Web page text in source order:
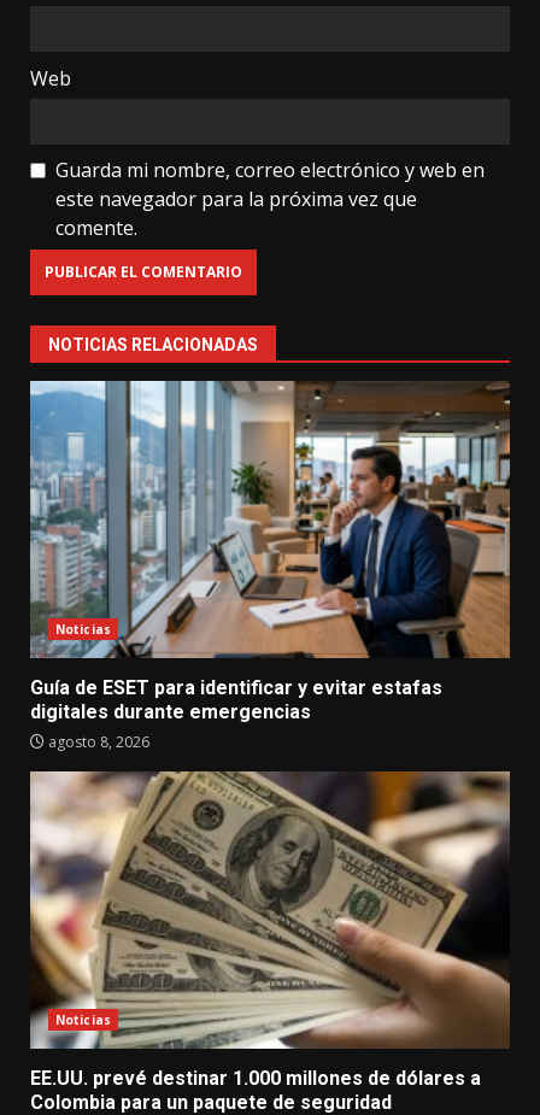
Web
Guarda mi nombre, correo electrónico y web en
este navegador para la próxima vez que
comente.
NOTICIAS RELACIONADAS
Noticias
Guía de ESET para identificar y evitar estafas
digitales durante emergencias
agosto 8, 2026
Noticias
EE.UU. prevé destinar 1.000 millones de dólares a
Colombia para un paquete de seguridad